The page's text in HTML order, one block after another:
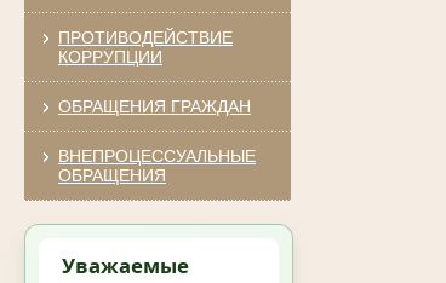
ПРОТИВОДЕЙСТВИЕ
КОРРУПЦИИ
ОБРАЩЕНИЯ ГРАЖДАН
ВНЕПРОЦЕССУАЛЬНЫЕ
ОБРАЩЕНИЯ
Уважаемые